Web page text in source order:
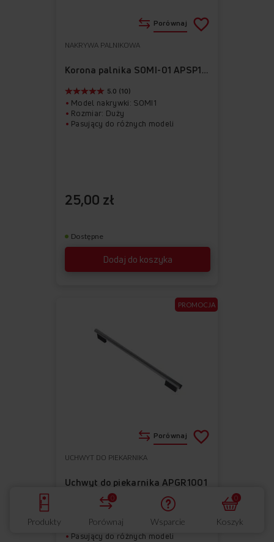
Produkty Porównaj
0
Wsparcie Koszyk
0
NAKRYWA PALNIKOWA
Korona palnika SOMI-01 APSP1003
Dodaj do koszyka
5.0 (10)
Model nakrywki: SOMI1
Rozmiar: Duży
Pasujący do różnych modeli
25,00 zł
Dostępne
Porównaj
ulubionych
z
UCHWYT DO PIEKARNIKA
Uchwyt do piekarnika APGR1001
5.0 (1)
Wymiary (SxWxG): 5 cm x 1.5 cm x
46.5 cm
Pasujący do różnych modeli
Porównaj
ulubionych
z
ulubionych
PROMOCJA